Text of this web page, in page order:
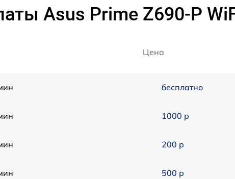
Asus Prime Z690-P
Цена
бесплатно
1000 р
200 р
500 р